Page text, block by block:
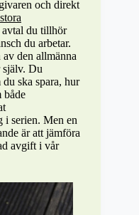
och direkt
du tillhör
du arbetar.
av den allmänna
själv. Du
ska spara, hur
både
i serien. Men en
är att jämföra
avgift i vår